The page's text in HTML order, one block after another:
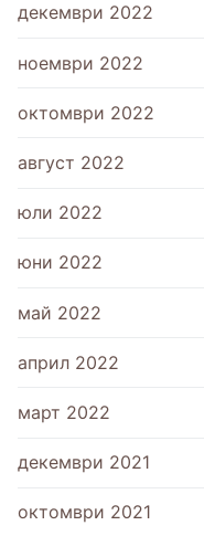
декември 2022
ноември 2022
октомври 2022
август 2022
юли 2022
юни 2022
май 2022
април 2022
март 2022
декември 2021
октомври 2021